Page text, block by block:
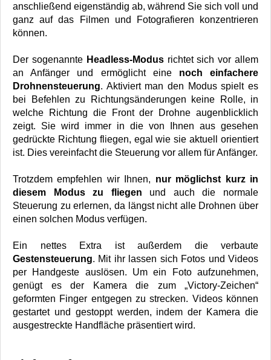
anschließend eigenständig ab, während Sie sich voll und
ganz auf das Filmen und Fotografieren konzentrieren
können.
Der sogenannte Headless-Modusrichtet sich vor allem
an Anfänger und ermöglicht eine noch einfachere
Drohnensteuerung. Aktiviert man den Modus spielt es
bei Befehlen zu Richtungsänderungen keine Rolle, in
welche Richtung die Front der Drohne augenblicklich
zeigt. Sie wird immer in die von Ihnen aus gesehen
gedrückte Richtung fliegen, egal wie sie aktuell orientiert
ist. Dies vereinfacht die Steuerung vor allem für Anfänger.
Trotzdem empfehlen wir Ihnen, nur möglichst kurz in
diesem Modus zu fliegen und auch die normale
Steuerung zu erlernen, da längst nicht alle Drohnen über
einen solchen Modus verfügen.
Ein nettes Extra ist außerdem die verbaute
Gestensteuerung. Mit ihr lassen sich Fotos und Videos
per Handgeste auslösen. Um ein Foto aufzunehmen,
genügt es der Kamera die zum „Victory-Zeichen“
geformten Finger entgegen zu strecken. Videos können
gestartet und gestoppt werden, indem der Kamera die
ausgestreckte Handfläche präsentiert wird.